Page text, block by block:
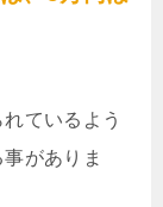
ているよう
がありま